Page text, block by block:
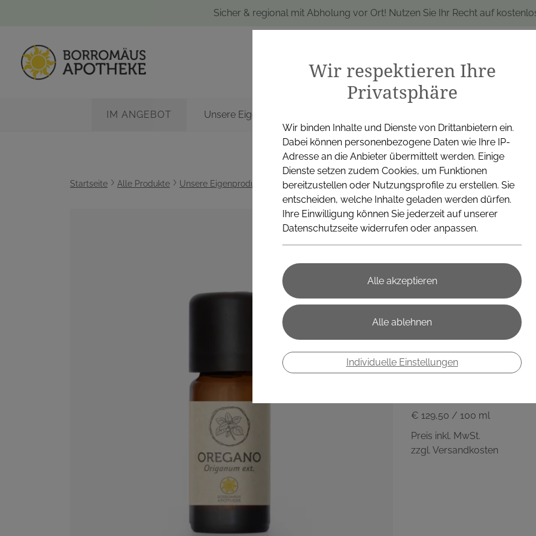
Sicher & regional mit Abholung vor Ort! Nutzen Sie Ihr Recht auf
IM ANGEBOT Unsere Eigenprodukte
Startseite Alle Produkte Unsere Eigenprodukte Aromatherapie Oregano Öl Borromäus Apotheke
BORROMÄUS APOTHEKE
Oregano
Apotheke
• Duftprofil: herb, krautig,
• Duftwirkung: anregend
€ 129,50 / 100 ml
Preis inkl. MwSt.
zzgl. Versandkosten
Wir respektieren Ihre
Privatsphäre
Wir binden Inhalte und Dienste von Drittanbietern ein.
Dabei können personenbezogene Daten wie Ihre IP-
Adresse an die Anbieter übermittelt werden. Einige
Dienste setzen zudem Cookies, um Funktionen
bereitzustellen oder Nutzungsprofile zu erstellen. Sie
entscheiden, welche Inhalte geladen werden dürfen.
Ihre Einwilligung können Sie jederzeit auf unserer
Datenschutzseite widerrufen oder anpassen.
Individuelle Einstellungen